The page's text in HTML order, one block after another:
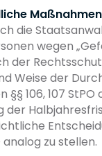
die
wegen
der
Weise der
106, 107 StPO
der
analog zu stellen.